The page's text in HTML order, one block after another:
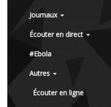
Journaux
Écouter en direct
#Ebola
Autres
Écouter en ligne